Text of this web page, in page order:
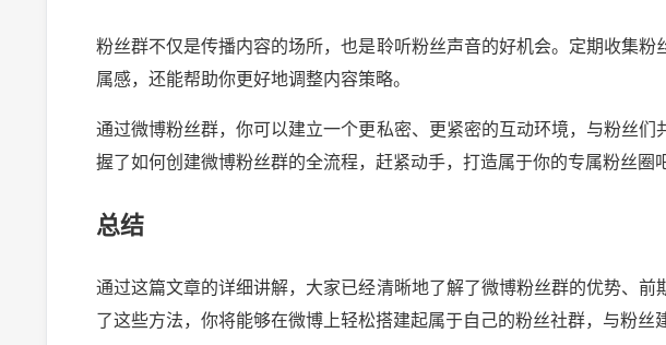
粉丝群不仅是传播内容的场所，也是聆听粉丝声音的好机会。定期收集粉
属感，还能帮助你更好地调整内容策略。
通过微博粉丝群，你可以建立一个更私密、更紧密的互动环境，与粉丝
握了如何创建微博粉丝群的全流程，赶紧动手，打造属于你的专属粉丝圈
总结
通过这篇文章的详细讲解，大家已经清晰地了解了微博粉丝群的优势、
了这些方法，你将能够在微博上轻松搭建起属于自己的粉丝社群，与粉丝